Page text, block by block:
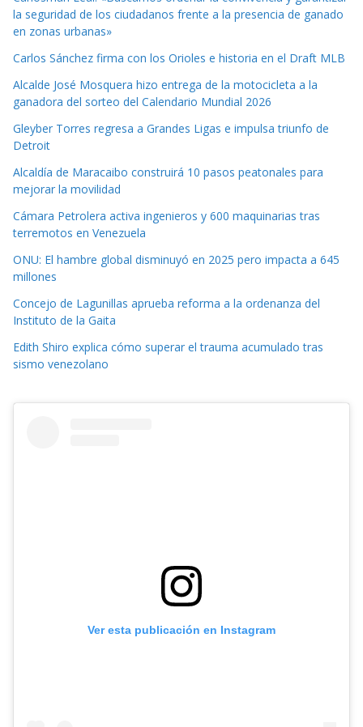
la seguridad de los ciudadanos frente a la presencia de ganado
en zonas urbanas»
Carlos Sánchez firma con los Orioles e historia en el Draft MLB
Alcalde José Mosquera hizo entrega de la motocicleta a la
ganadora del sorteo del Calendario Mundial 2026
Gleyber Torres regresa a Grandes Ligas e impulsa triunfo de
Detroit
Alcaldía de Maracaibo construirá 10 pasos peatonales para
mejorar la movilidad
Cámara Petrolera activa ingenieros y 600 maquinarias tras
terremotos en Venezuela
ONU: El hambre global disminuyó en 2025 pero impacta a 645
millones
Concejo de Lagunillas aprueba reforma a la ordenanza del
Instituto de la Gaita
Edith Shiro explica cómo superar el trauma acumulado tras
sismo venezolano
Ver esta publicación en Instagram